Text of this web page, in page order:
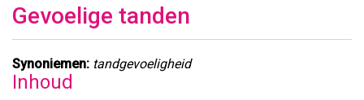
Gevoelige tanden
Synoniemen: tandgevoeligheid
Inhoud